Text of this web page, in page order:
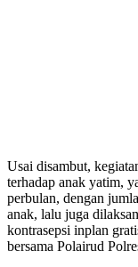
Usai disambut,
terhadap anak yatim,
perbulan, dengan
anak, lalu juga
kontrasepsi inplan
bersama Polairud